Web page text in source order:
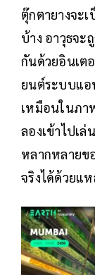
ตุ๊กตายางจะ
บ้าง อาวุธจ
กันด้วยอินเต
ยนต์ระบบแอ
เหมือนในภา
ลองเข้าไปเ
หลากหลายข
จริงได้ด้วยแ